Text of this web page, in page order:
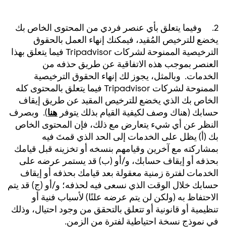
2. وفيما يتعلق بأي عنصر فردي من المحتوى الخاص بك
يخضع للترخيص المُقيد، فيمكنك إنهاء العمل بالحقوق
الترخيصية الممنوحة لشركات Tripadvisor فيما يتعلق بهذا
العنصر بموجب هذه الاتفاقية عن طريق حذفه من
الخدمات. وبالمثل، يجوز لك إنهاء الحقوق الترخيصية
الممنوحة لشركات Tripadvisor فيما يتعلق بالمحتوى كله
الخاص بك الذي يخضع للترخيص المقيد عن طريق إيقاف
حسابك (هناك وصف لكيفية القيام بذلك يتوفر هنا). وبصرف
النظر عن أي شيء يتعارض مع ذلك، فإن المحتوى الخاص
بك (أ) يظل على الخدمات إلى الحد الذي قمتَ فيه
بمشاركته مع آخرين وقيامهم بنسخه أو تخزينه قبل قيامك
بحذفه أو إيقاف حسابك، و/أو (ب) قد يستمر عرضه على
الخدمات لفترة زمنية معقولة بعد قيامك بحذفه أو إيقاف
حسابك خلال الوقت الذي نسعى فيه لحذفه؛ و/أو (ج) قد يتم
الاحتفاظ به (ولكن لن يتم عرضه علنًا) لأسباب فنية أو
تنظيمية أو قانونية أو تتعلق بالتحقق من وجود احتيال، وذلك
في نموذج نسخة احتياطية لفترة من الزمن.